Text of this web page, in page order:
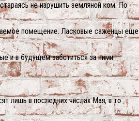
не нарушить земляной ком. По
помещение. Ласковые саженцы еще
и в будущем заботиться за ними
лишь в последних числах Мая, в то